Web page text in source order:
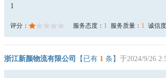
1
评分： 服务态度： 1 服务质量： 1 诚信度
浙江新颜物流有限公司 【已有 1 条】 于2024/9/26